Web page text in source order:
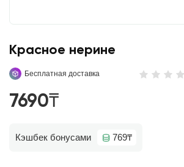
Красное нерине
Бесплатная доставка
7690₸
Кэшбек бонусами 769₸